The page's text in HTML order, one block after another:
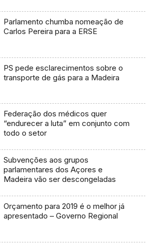
Parlamento chumba nomeação de
Carlos Pereira para a ERSE
PS pede esclarecimentos sobre o
transporte de gás para a Madeira
Federação dos médicos quer
“endurecer a luta” em conjunto com
todo o setor
Subvenções aos grupos
parlamentares dos Açores e
Madeira vão ser descongeladas
Orçamento para 2019 é o melhor já
apresentado – Governo Regional